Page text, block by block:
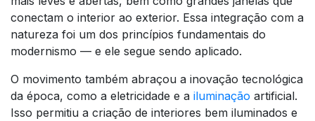
conectam o interior ao exterior. Essa integração com a
natureza foi um dos princípios fundamentais do
modernismo — e ele segue sendo aplicado.
O movimento também abraçou a inovação tecnológica
da época, como a eletricidade e a iluminação artificial.
Isso permitiu a criação de interiores bem iluminados e